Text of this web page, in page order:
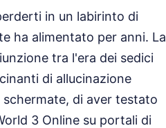
in un labirinto di
ha alimentato per anni. La
tra l'era dei sedici
di allucinazione
di aver testato
3 Online su portali di